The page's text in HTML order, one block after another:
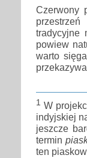
Czerwony
tradycyjne
powiew
warto
1 W
indyjskiej
jeszcze
termin
ten